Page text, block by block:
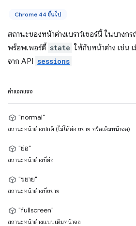
Chrome 44 ขึ้นไป
สถานะของหน้าต่างเบราว์เซอร์นี้ ในบางก
พร็อพเพอร์ตี้ state ให้กับหน้าต่าง เช่น
จาก API sessions
ค่าแจกแจง
"normal"
สถานะหน้าต่างปกติ (ไม่ได้ย่อ ขยาย หรือเต็มหน้าจอ)
"ย่อ"
สถานะหน้าต่างที่ย่อ
"ขยาย"
สถานะหน้าต่างที่ขยาย
"fullscreen"
สถานะหน้าต่างแบบเต็มหน้าจอ